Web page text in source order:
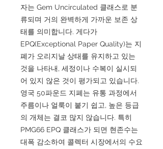
자는 Gem Uncirculated 클래스로 분
류되며 거의 완벽하게 가까운 보존 상
태를 의미합니다. 게다가
EPQ(Exceptional Paper Quality)는 지
폐가 오리지날 상태를 유지하고 있는
것을 나타내, 세정이나 수복이 실시되
어 있지 않은 것이 평가되고 있습니다.
영국 50파운드 지폐는 유통 과정에서
주름이나 얼룩이 붙기 쉽고, 높은 등급
의 개체는 결코 많지 않습니다. 특히
PMG66 EPQ 클래스가 되면 현존수는
대폭 감소하여 콜렉터 시장에서의 수요